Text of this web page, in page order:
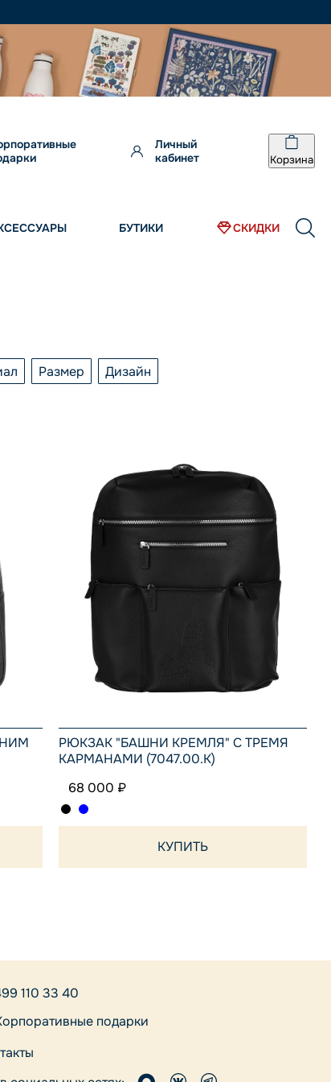
Личный
кабинет
Корзина
БУТИКИ СКИДКИ
ТОВАРЫ
ПОКАЗАТЬ ТОВАРЫ
Размер
40x35x15 см
40x33x15
Дизайн
Башни Кремля
ПОКАЗАТЬ ТОВАРЫ
РЮКЗАК "БАШНИ КРЕМЛЯ" С ТРЕМЯ
КАРМАНАМИ (7047.00.К)
68 000 ₽
КУПИТЬ
110 33 40
подарки